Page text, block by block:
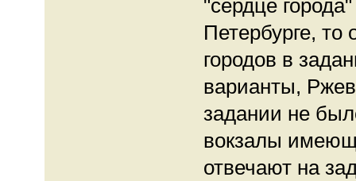
"сердце
Петербурге, то
городов в
варианты,
задании не
вокзалы
отвечают на